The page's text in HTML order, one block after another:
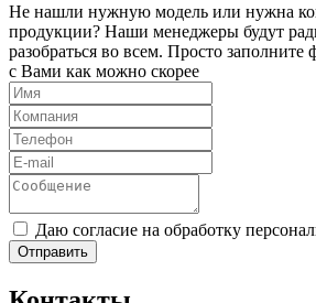
Не нашли нужную модель или нужна
продукции? Наши менеджеры будут
разобраться во всем. Просто
с Вами как можно скорее
Даю согласие на обработку
Отправить